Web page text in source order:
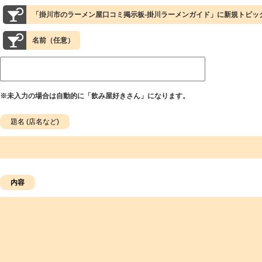
「掛川市のラーメン屋口コミ掲示板-掛川ラーメンガイド」に新規トピッ
名前（任意）
※未入力の場合は自動的に「飲み屋好きさん」になります。